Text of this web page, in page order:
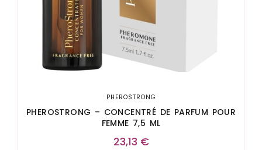
PHEROSTRONG
PHEROSTRONG – CONCENTRÉ DE PARFUM POUR
FEMME 7,5 ML
23,13 €